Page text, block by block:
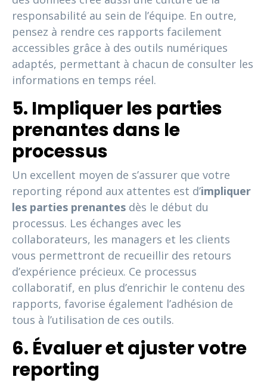
responsabilité au sein de l’équipe. En outre,
pensez à rendre ces rapports facilement
accessibles grâce à des outils numériques
adaptés, permettant à chacun de consulter les
informations en temps réel.
5. Impliquer les parties
prenantes dans le
processus
Un excellent moyen de s’assurer que votre
reporting répond aux attentes est d’impliquer
les parties prenantes dès le début du
processus. Les échanges avec les
collaborateurs, les managers et les clients
vous permettront de recueillir des retours
d’expérience précieux. Ce processus
collaboratif, en plus d’enrichir le contenu des
rapports, favorise également l’adhésion de
tous à l’utilisation de ces outils.
6. Évaluer et ajuster votre
reporting